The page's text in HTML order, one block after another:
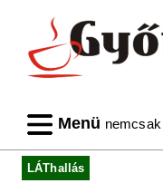
Menü
LÁThallás